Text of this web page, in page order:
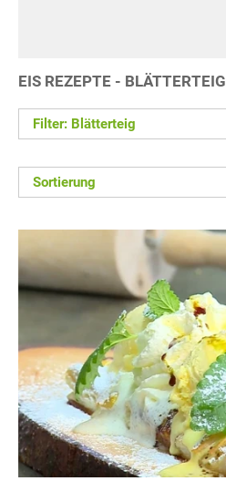
EIS REZEPTE - BLÄTTERTEIG
Filter: Blätterteig
Sortierung